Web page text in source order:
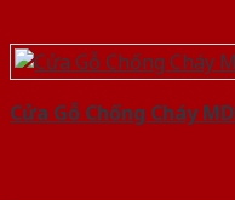
Cửa Gỗ Chống Cháy